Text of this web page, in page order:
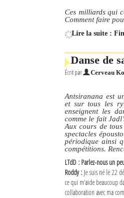
Ces milliards qui
Comment faire
Lire la suite :
Danse de
Écrit par Cerveau
Antsiranana est
et sur tous les
enseignent les
comme le fait
Aux cours de
spectacles
périodique ainsi
compétitions.
LTdD : Parlez-nous un
Roddy : Je suis né le 22
ce qui m’aide beaucoup
collaboration avec ma